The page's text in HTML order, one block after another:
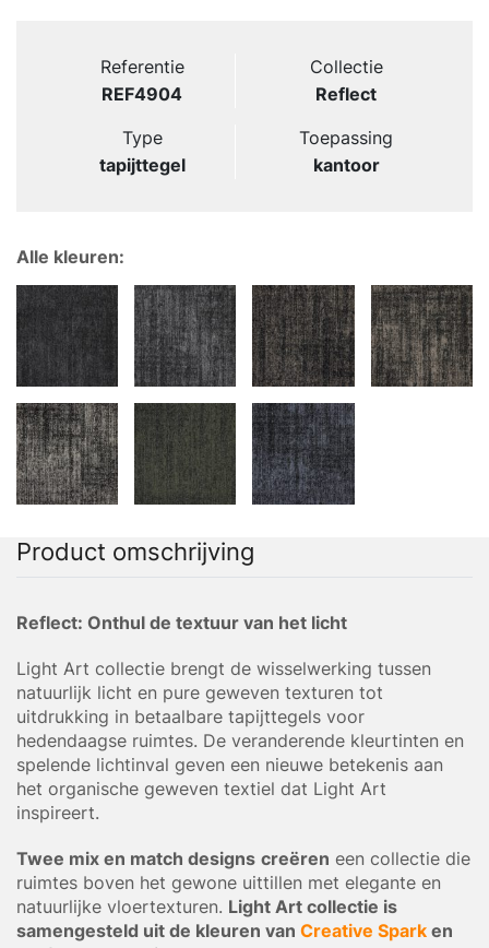
Referentie
REF4904
Collectie
Reflect
Type
tapijttegel
Toepassing
kantoor
Alle kleuren:
Product omschrijving
Reflect: Onthul de textuur van het licht
Light Art collectie brengt de wisselwerking tussen
natuurlijk licht en pure geweven texturen tot
uitdrukking in betaalbare tapijttegels voor
hedendaagse ruimtes. De veranderende kleurtinten en
spelende lichtinval geven een nieuwe betekenis aan
het organische geweven textiel dat Light Art
inspireert.
Twee mix en match designs creëren een collectie die
ruimtes boven het gewone uittillen met elegante en
natuurlijke vloertexturen. Light Art collectie is
samengesteld uit de kleuren van Creative Spark en